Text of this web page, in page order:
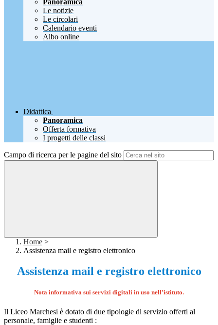
Panoramica
Le notizie
Le circolari
Calendario eventi
Albo online
Didattica
Panoramica
Offerta formativa
I progetti delle classi
Campo di ricerca per le pagine del sito
Home >
Assistenza mail e registro elettronico
Assistenza mail e registro elettronico
Nota informativa sui servizi digitali in uso nell’istituto.
Il Liceo Marchesi è dotato di due tipologie di servizio offerti al
personale, famiglie e studenti :